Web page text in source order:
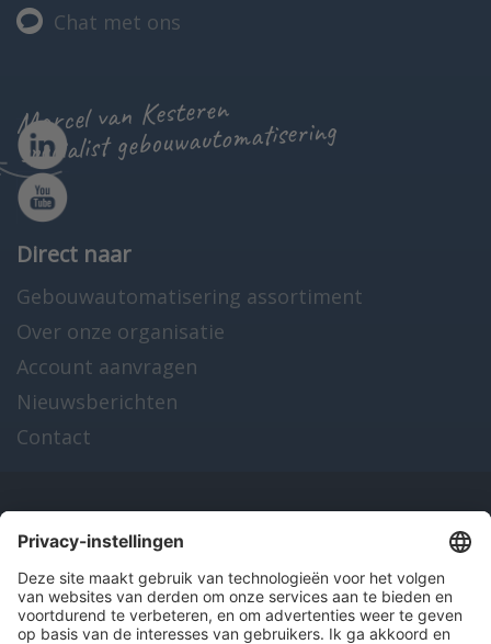
Chat met ons
Marcel van Kesteren
specialist gebouwautomatisering
Direct naar
Gebouwautomatisering assortiment
Over onze organisatie
Account aanvragen
Nieuwsberichten
Contact
Onze producten
en diensten
Over Hitma